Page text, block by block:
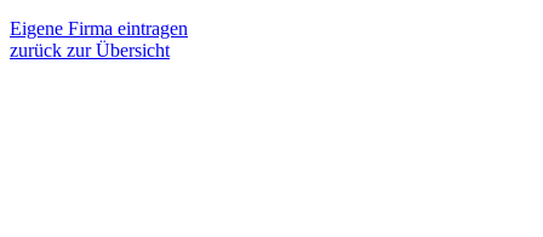
Eigene Firma eintragen
zurück zur Übersicht